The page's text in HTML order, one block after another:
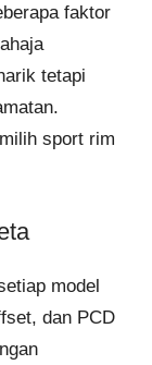
faktor
tetapi
sport rim
model
dan PCD